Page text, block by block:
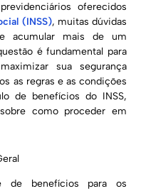
oferecidos
(INSS), muitas dúvidas
acumular mais de um
é fundamental para
sua segurança
as regras e as condições
de benefícios do INSS,
como proceder em
de benefícios para os